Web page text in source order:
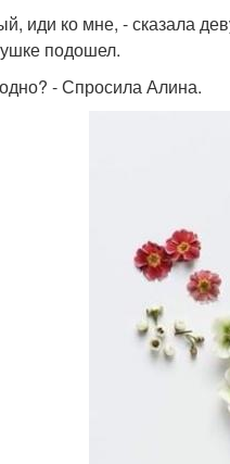
иди ко мне, - сказала
подошел.
- Спросила Алина.